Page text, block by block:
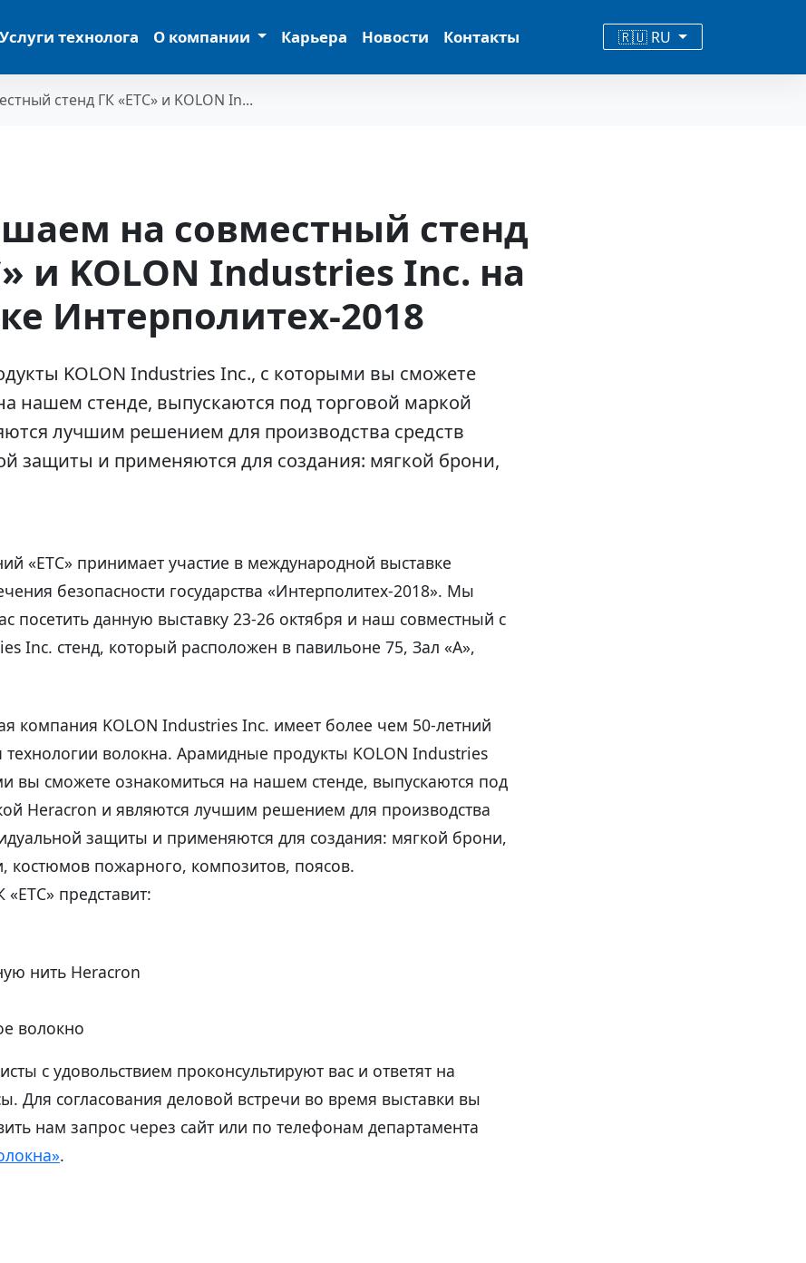
Услуги технолога О компании Карьера Новости Контакты 🇷🇺 RU
стенд ГК «ЕТС» и KOLON In...
на совместный стенд
и KOLON Industries Inc. на
Интерполитех-2018
KOLON Industries Inc., с которыми вы сможете
нашем стенде, выпускаются под торговой маркой
лучшим решением для производства средств
защиты и применяются для создания: мягкой брони,
«ЕТС» принимает участие в международной выставке
безопасности государства «Интерполитех-2018». Мы
посетить данную выставку 23-26 октября и наш совместный с
Inc. стенд, который расположен в павильоне 75, Зал «А»,
компания KOLON Industries Inc. имеет более чем 50-летний
технологии волокна. Арамидные продукты KOLON Industries
вы сможете ознакомиться на нашем стенде, выпускаются под
Heracron и являются лучшим решением для производства
защиты и применяются для создания: мягкой брони,
костюмов пожарного, композитов, поясов.
«ЕТС» представит:
нить Heracron
волокно
с удовольствием проконсультируют вас и ответят на
Для согласования деловой встречи во время выставки вы
нам запрос через сайт или по телефонам департамента
.